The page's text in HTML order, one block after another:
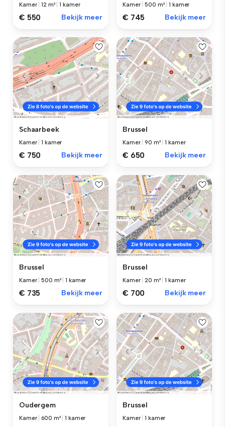
Kamer |12 m² |1 kamer
€ 550 Bekijk meer
Kamer |500 m² |1 kamer
€ 745 Bekijk meer
Schaarbeek
Kamer |1 kamer
€ 750 Bekijk meer
Brussel
Kamer |90 m² |1 kamer
€ 650 Bekijk meer
Brussel
Kamer |500 m² |1 kamer
€ 735 Bekijk meer
Brussel
Kamer |20 m² |1 kamer
€ 700 Bekijk meer
Oudergem
Kamer 600 m² |1 kamer
Brussel
Kamer |1 kamer